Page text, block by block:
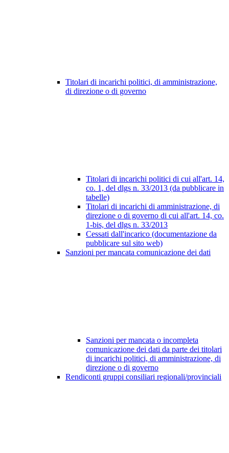
Titolari di incarichi politici, di amministrazione,
di direzione o di governo
Titolari di incarichi politici di cui all'art. 14,
co. 1, del dlgs n. 33/2013 (da pubblicare in
tabelle)
Titolari di incarichi di amministrazione, di
direzione o di governo di cui all'art. 14, co.
1-bis, del dlgs n. 33/2013
Cessati dall'incarico (documentazione da
pubblicare sul sito web)
Sanzioni per mancata comunicazione dei dati
Sanzioni per mancata o incompleta
comunicazione dei dati da parte dei titolari
di incarichi politici, di amministrazione, di
direzione o di governo
Rendiconti gruppi consiliari regionali/provinciali